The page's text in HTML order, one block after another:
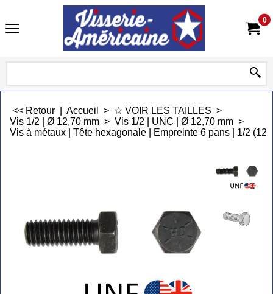
0
<< Retour Accueil > ☆ VOIR LES TAILLES >
Vis 1/2 | Ø 12,70 mm > Vis 1/2 | UNC | Ø 12,70 mm >
Vis à métaux | Tête hexagonale | Empreinte 6 pans | 1/2